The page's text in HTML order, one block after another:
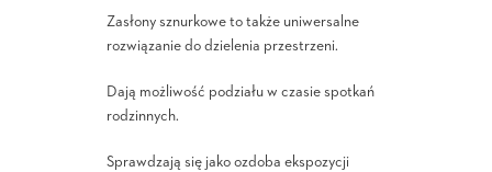
Zasłony sznurkowe to także uniwersalne
rozwiązanie do dzielenia przestrzeni.
Dają możliwość podziału w czasie spotkań
rodzinnych.
Sprawdzają się jako ozdoba ekspozycji